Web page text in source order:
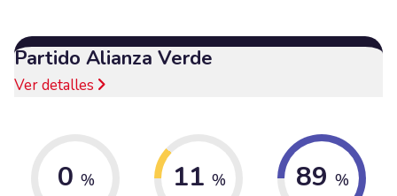
Partido Alianza Verde
Ver detalles
0 % 11 % 89 %